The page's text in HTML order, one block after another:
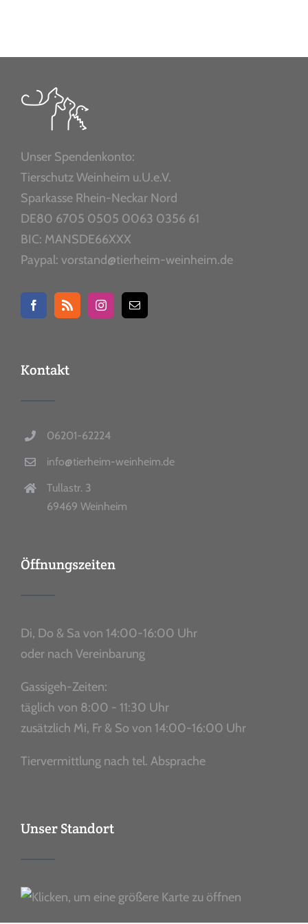
Unser Spendenkonto:
Tierschutz Weinheim u.U.e.V.
Sparkasse Rhein-Neckar Nord
DE80 6705 0505 0063 0356 61
BIC: MANSDE66XXX
Paypal: vorstand@tierheim-weinheim.de
Kontakt
06201-62224
info@tierheim-weinheim.de
Tullastr. 3
69469 Weinheim
Öffnungszeiten
Di, Do & Sa von 14:00-16:00 Uhr
oder nach Vereinbarung
Gassigeh-Zeiten:
täglich von 8:00 - 11:30 Uhr
zusätzlich Mi, Fr & So von 14:00-16:00 Uhr
Tiervermittlung nach tel. Absprache
Unser Standort